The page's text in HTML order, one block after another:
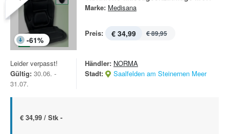
-61%
Marke: Medisana
Preis: € 34,99 € 89,95
Leider verpasst!
Gültig: 30.06. -
31.07.
Händler: NORMA
Stadt:
Saalfelden am Steinernen Meer
€ 34,99 / Stk -